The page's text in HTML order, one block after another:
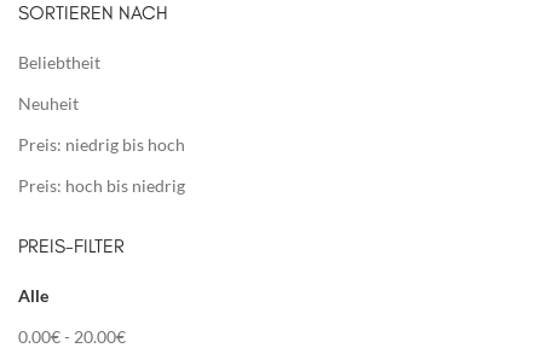
SORTIEREN NACH
Beliebtheit
Neuheit
Preis: niedrig bis hoch
Preis: hoch bis niedrig
PREIS-FILTER
Alle
0.00€- 20.00€